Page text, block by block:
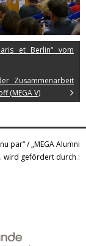
et Berlin“ vom
Zusammenarbeit
(MEGA V)
par“ / „MEGA Alumni
wird gefördert durch :